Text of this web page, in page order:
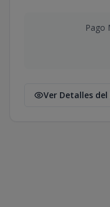
Pago
Ver Detalles